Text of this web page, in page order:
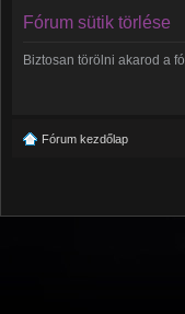
Fórum sütik törlése
Biztosan törölni akarod a
Fórum kezdőlap